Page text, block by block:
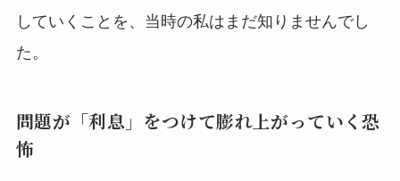
していくことを、当時の私はまだ知りませんでし
た。
問題が「利息」をつけて膨れ上がっていく恐
怖